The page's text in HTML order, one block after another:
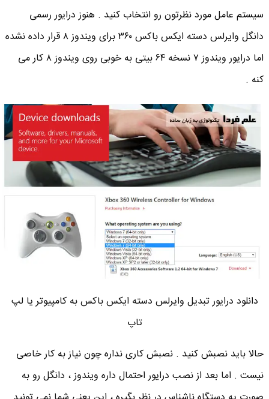
سیستم عامل مورد نظرتون رو انتخاب کنید . هنوز درایور رسمی
دانگل وایرلس دسته ایکس باکس ۳۶۰ برای ویندوز ۸ قرار داده نشده
اما درایور ویندوز ۷ نسخه ۶۴ بیتی به خوبی روی ویندوز ۸ کار می
کنه .
دانلود درایور تبدیل وایرلس دسته ایکس باکس به کامپیوتر یا لپ
تاپ
حالا باید نصبش کنید . نصبش کاری نداره چون نیاز به کار خاصی
نیست . اما بعد از نصب درایور احتمال داره ویندوز ، دانگل رو به